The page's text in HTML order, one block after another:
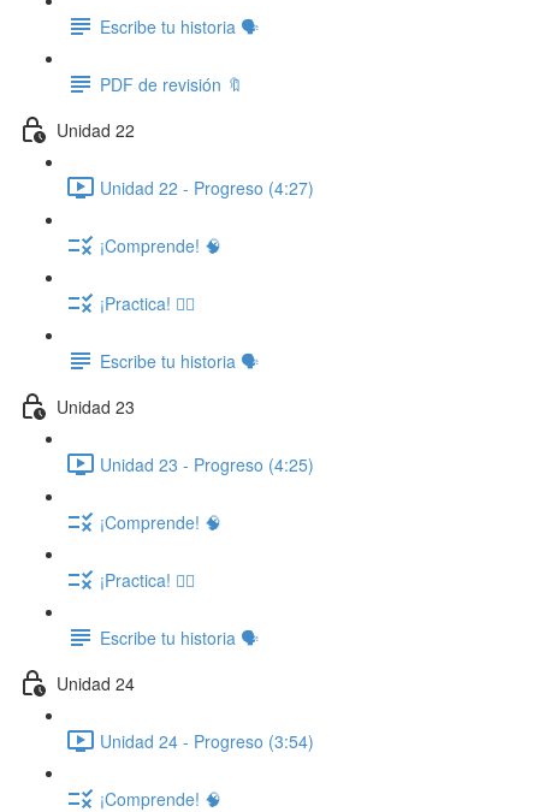
Escribe tu historia 🗣️
PDF de revisión 🔖
Unidad 22
Unidad 22 - Progreso (4:27)
¡Comprende! 🧠
¡Practica! ✍🏽
Escribe tu historia 🗣️
Unidad 23
Unidad 23 - Progreso (4:25)
¡Comprende! 🧠
¡Practica! ✍🏽
Escribe tu historia 🗣️
Unidad 24
Unidad 24 - Progreso (3:54)
¡Comprende! 🧠